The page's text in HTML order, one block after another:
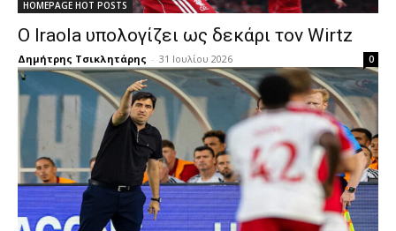
HOMEPAGE HOT POSTS
Ο Iraola υπολογίζει ως δεκάρι τον Wirtz
Δημήτρης Τσικλητάρης - 31 Ιουλίου 2026 0